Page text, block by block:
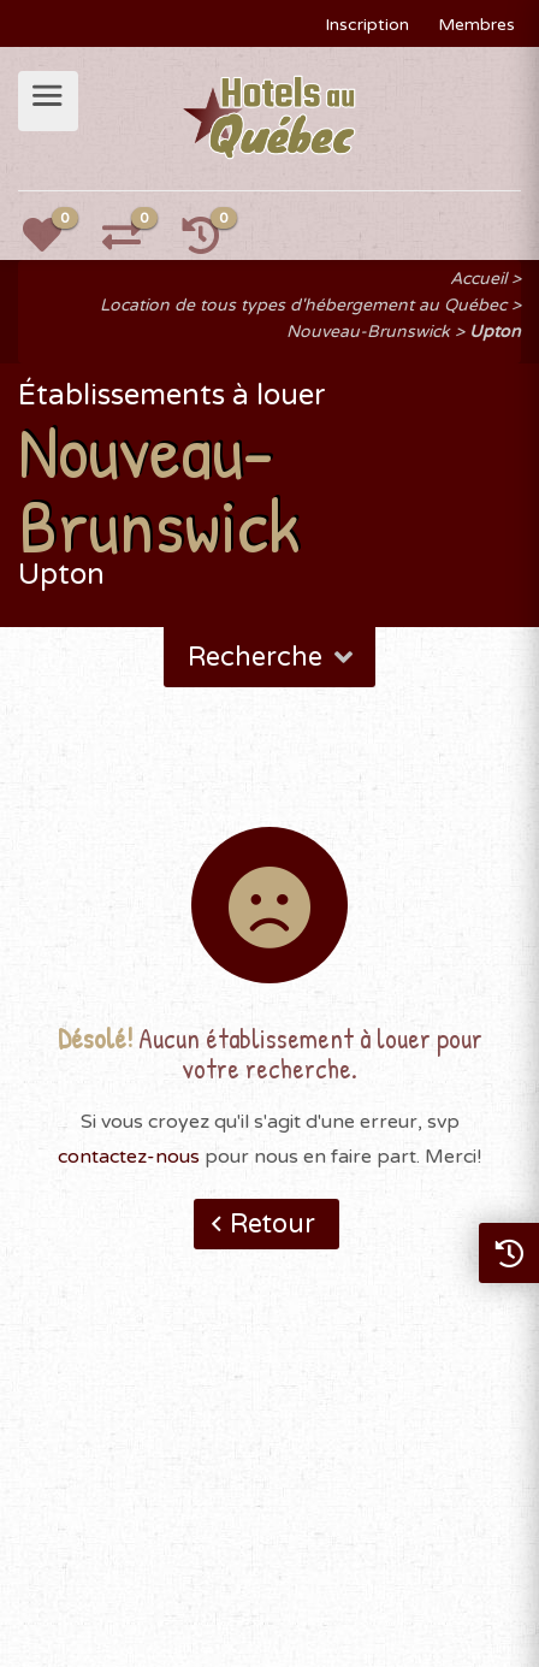
Inscription Membres
0 0 0
Accueil
Location de tous types d'hébergement au Québec
Nouveau-Brunswick
Upton
Établissements à louer
Nouveau-
Brunswick
Upton
Recherche
Désolé!Aucun établissement à louer pour
votre recherche.
Si vous croyez qu'il s'agit d'une erreur, svp
contactez-nous pour nous en faire part. Merci!
Retour